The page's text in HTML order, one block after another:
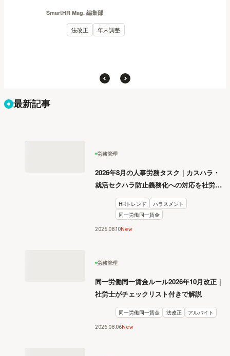
SmartHR Mag. 編集部
法改正 年末調整
最新記事
労務管理
2026年8月の人事労務タスク｜カスハラ・
就活セクハラ防止義務化への対応を社労士
HRトレンド
ハラスメント
同一労働同一賃金
2026.0810New
労務管理
同一労働同一賃金ルール2026年10月改正｜
社労士がチェックリスト付きで解説
同一労働同一賃金 法改正 アルバイト
2026.08 06New